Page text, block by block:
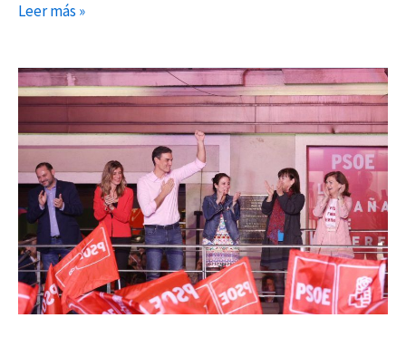
Leer más »
El
PSOE
‘conquista’
Corredor
del
Henares